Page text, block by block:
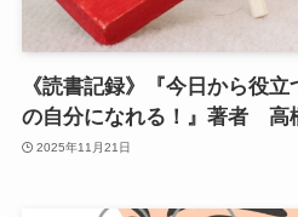
《読書記録》『今日から役
の自分になれる！』著者 高
2025年11月21日